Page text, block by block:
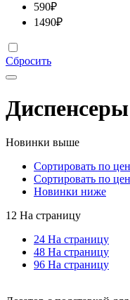
590₽
1490₽
Сбросить
Диспенсеры
Новинки выше
Сортировать по
Сортировать по
Новинки ниже
12 На страницу
24 На страницу
48 На страницу
96 На страницу